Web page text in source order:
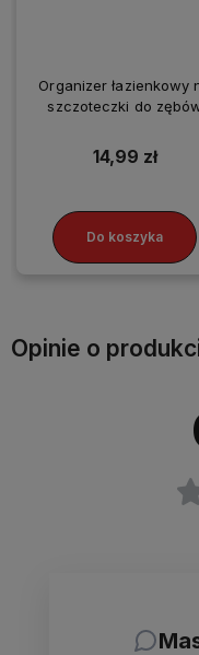
Organizer łazienkowy
szczoteczki do
14,99 zł
Do koszyka
Opinie o